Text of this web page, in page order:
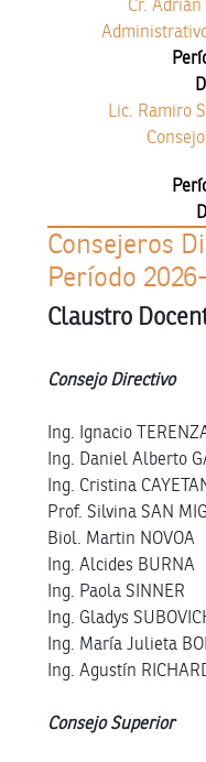
Cr.
Lic. Ramiro
Consejeros
Período
Claustro
Consejo Directivo
Ing. Ignacio
Ing. Daniel Alberto
Ing. Cristina
Prof. Silvina SAN
Biol. Martin NOVOA
Ing. Alcides BURNA
Ing. Paola SINNER
Ing. Gladys
Ing. María Julieta
Ing. Agustín
Consejo Superior